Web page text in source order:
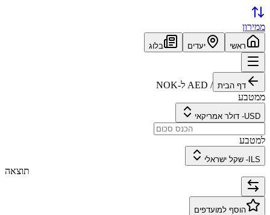
ממירון
ראשי יעדים בלוג
דף הבית /
AED ל-NOK
ממטבע
USD
- דולר אמריקאי
למטבע
ILS
- שקל ישראלי
תוצאה
הוסף למועדפים